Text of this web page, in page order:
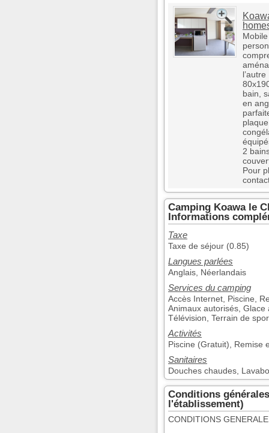
bain,
en
2
Pour
Camping Koawa le
Informations
Taxe
Taxe de séjour (0.85)
Langues parlées
Anglais, Néerlandais
Services du camping
Accès Internet, Piscine,
Animaux autorisés,
Télévision, Terrain de
Activités
Piscine (Gratuit), Remise
Sanitaires
Douches chaudes,
Conditions
l'établissement)
CONDITIONS